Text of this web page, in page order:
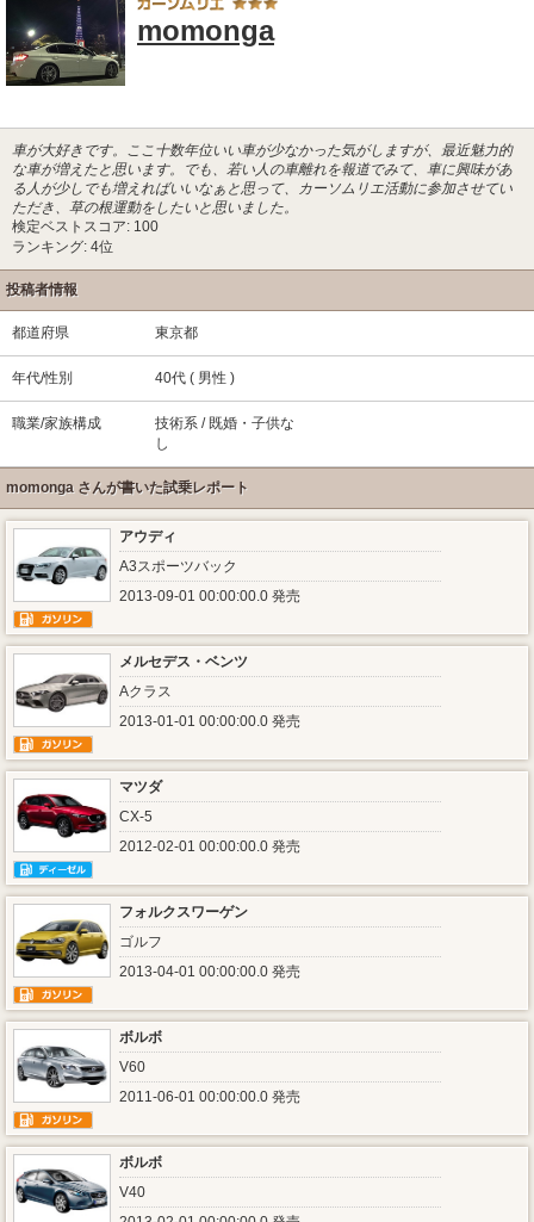
momonga
車が大好きです。ここ十数年位いい車が少なかった気がしますが、最近魅力的
な車が増えたと思います。でも、若い人の車離れを報道でみて、車に興味があ
る人が少しでも増えればいいなぁと思って、カーソムリエ活動に参加させてい
ただき、草の根運動をしたいと思いました。
検定ベストスコア: 100
ランキング: 4位
投稿者情報
都道府県 東京都
年代/性別 40代 ( 男性 )
職業/家族構成
技術系 / 既婚・子供な
し
momonga さんが書いた試乗レポート
アウディ
A3スポーツバック
2013-09-01 00:00:00.0 発売
メルセデス・ベンツ
Aクラス
2013-01-01 00:00:00.0 発売
マツダ
CX-5
2012-02-01 00:00:00.0 発売
フォルクスワーゲン
ゴルフ
2013-04-01 00:00:00.0 発売
ボルボ
V60
2011-06-01 00:00:00.0 発売
ボルボ
V40